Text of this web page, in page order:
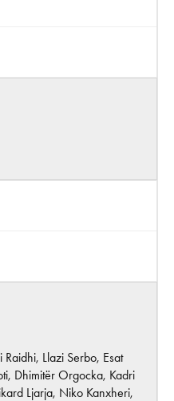
Raidhi, Llazi Serbo, Esat
Dhimitër Orgocka, Kadri
Ljarja, Niko Kanxheri,